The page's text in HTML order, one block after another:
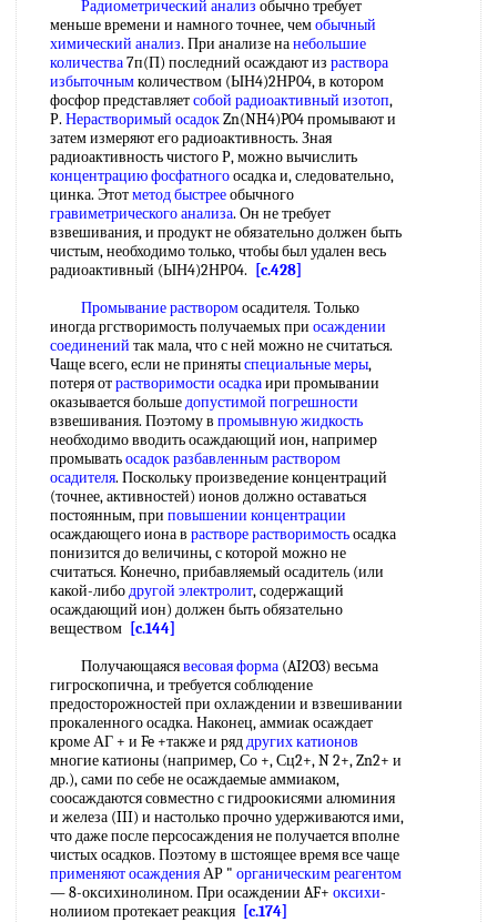
Радиометрический анализ обычно требует
меньше времени и намного точнее, чемобычный
химический анализ. При анализе нанебольшие
количества7п(П) последний осаждают из раствора
избыточнымколичеством (ЫН4)2НР04, в котором
фосфор представляетсобой радиоактивный изотоп,
Р. Нерастворимый осадокZn(NH4)P04 промывают и
затем измеряют его радиоактивность. Зная
радиоактивность чистого Р, можно вычислить
концентрацию фосфатногоосадка и, следовательно,
цинка. Этотметод быстрееобычного
гравиметрического анализа. Он не требует
взвешивания, и продукт не обязательно должен быть
чистым, необходимо только, чтобы был удален весь
радиоактивный (ЫН4)2НР04.
[c.428]
Промывание растворомосадителя. Только
иногда ргстворимость получаемых при осаждении
соединений так мала, что с ней можно не считаться.
Чаще всего, если не принятыспециальные меры,
потеря отрастворимости осадкаири промывании
оказывается большедопустимой погрешности
взвешивания. Поэтому в промывную жидкость
необходимо вводить осаждающий ион, например
промыватьосадок разбавленнымраствором
осадителя. Поскольку произведение концентраций
(точнее, активностей) ионов должно оставаться
постоянным, при повышении концентрации
осаждающего иона в растворе растворимостьосадка
понизится до величины, с которой можно не
считаться. Конечно, прибавляемый осадитель (или
какой-либодругой электролит, содержащий
осаждающий ион) должен быть обязательно
веществом [c.144]
Получающаясявесовая форма (AI2O3) весьма
гигроскопична, и требуется соблюдение
предосторожностей при охлаждении и взвешивании
прокаленного осадка. Наконец, аммиак осаждает
кроме АГ + и Fe +также и ряддругих катионов
многие катионы (например, Со +, Сц2+, N 2+, Zn2+ и
др.), сами по себе не осаждаемые аммиаком,
соосаждаются совместно с гидроокисями алюминия
и железа (III) и настолько прочно удерживаются ими,
что даже после персосаждения не получается вполне
чистых осадков. Поэтому в шстоящее время все чаще
применяют осажденияАР " органическим реагентом
— 8-оксихинолином. При осаждении AF+ оксихи-
нолииом протекает реакция [c.174]